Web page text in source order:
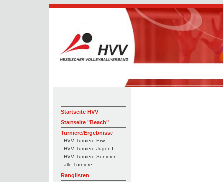
Startseite HVV
Startseite "Beach"
Turniere/Ergebnisse
- HVV Turniere Erw.
- HVV Turniere Jugend
- HVV Turniere Senioren
- alle Turniere
Ranglisten